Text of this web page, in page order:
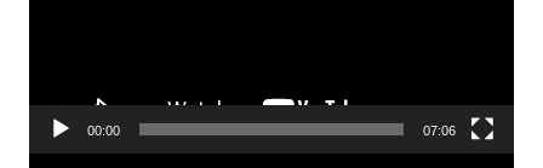
00:00 07:06